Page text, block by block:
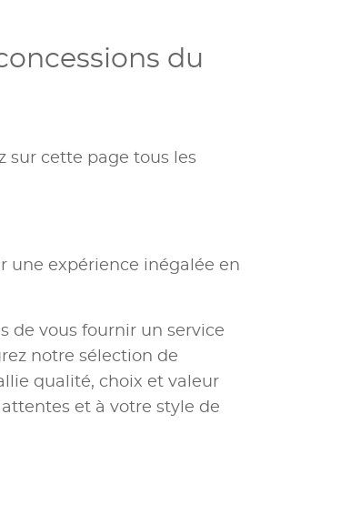
du
sur cette page tous les
une expérience inégalée en
de vous fournir un service
notre sélection de
qualité, choix et valeur
et à votre style de